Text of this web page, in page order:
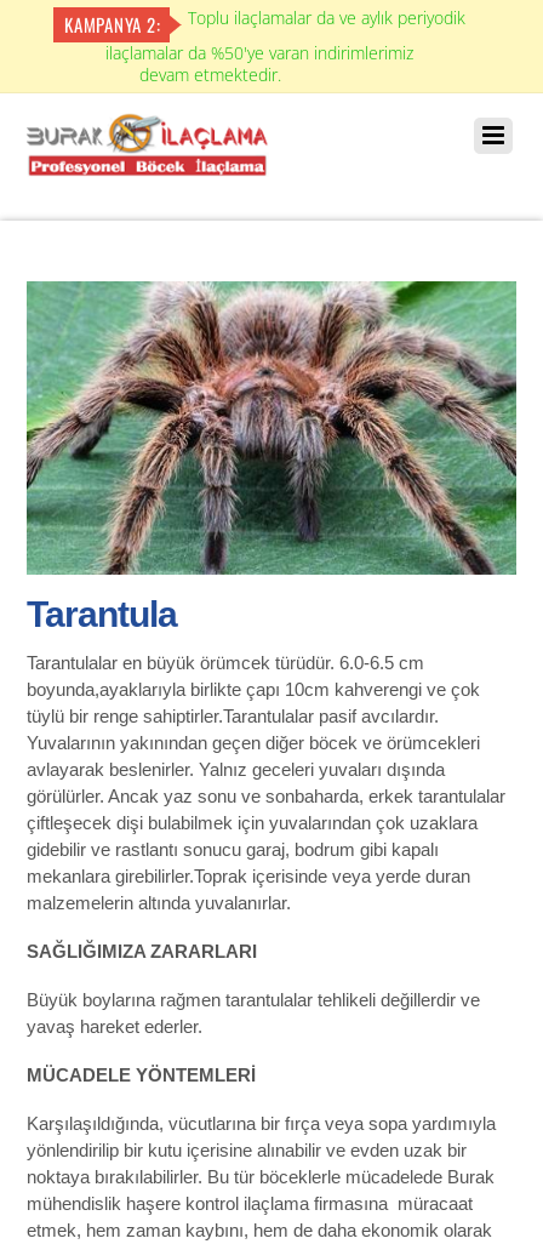
KAMPANYA 2:
Toplu ilaçlamalar da ve aylık periyodik
ilaçlamalar da %50'ye varan indirimlerimiz
devam etmektedir.
Tarantula
Tarantulalar en büyük örümcek türüdür. 6.0-6.5 cm
boyunda,ayaklarıyla birlikte çapı 10cm kahverengi ve çok
tüylü bir renge sahiptirler.Tarantulalar pasif avcılardır.
Yuvalarının yakınından geçen diğer böcek ve örümcekleri
avlayarak beslenirler. Yalnız geceleri yuvaları dışında
görülürler. Ancak yaz sonu ve sonbaharda, erkek tarantulalar
çiftleşecek dişi bulabilmek için yuvalarından çok uzaklara
gidebilir ve rastlantı sonucu garaj, bodrum gibi kapalı
mekanlara girebilirler.Toprak içerisinde veya yerde duran
malzemelerin altında yuvalanırlar.
SAĞLIĞIMIZA ZARARLARI
Büyük boylarına rağmen tarantulalar tehlikeli değillerdir ve
yavaş hareket ederler.
MÜCADELE YÖNTEMLERİ
Karşılaşıldığında, vücutlarına bir fırça veya sopa yardımıyla
yönlendirilip bir kutu içerisine alınabilir ve evden uzak bir
noktaya bırakılabilirler. Bu tür böceklerle mücadelede Burak
mühendislik haşere kontrol ilaçlama firmasına müracaat
etmek, hem zaman kaybını, hem de daha ekonomik olarak